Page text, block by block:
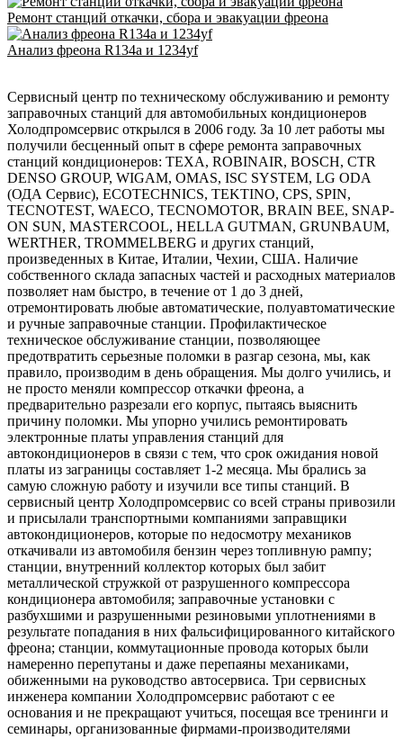
Ремонт станций откачки, сбора и эвакуации фреона
Анализ фреона R134a и 1234yf
Сервисный центр по техническому обслуживанию и ремонту
заправочных станций для автомобильных кондиционеров
Холодпромсервис открылся в 2006 году. За 10 лет работы мы
получили бесценный опыт в сфере ремонта заправочных
станций кондиционеров: TEXA, ROBINAIR, BOSCH, CTR
DENSO GROUP, WIGAM, OMAS, ISC SYSTEM, LG ODA
(ОДА Сервис), ECOTECHNICS, TEKTINO, CPS, SPIN,
TECNOTEST, WAECO, TECNOMOTOR, BRAIN BEE, SNAP-
ON SUN, MASTERCOOL, HELLA GUTMAN, GRUNBAUM,
WERTHER, TROMMELBERG и других станций,
произведенных в Китае, Италии, Чехии, США. Наличие
собственного склада запасных частей и расходных материалов
позволяет нам быстро, в течение от 1 до 3 дней,
отремонтировать любые автоматические, полуавтоматические
и ручные заправочные станции. Профилактическое
техническое обслуживание станции, позволяющее
предотвратить серьезные поломки в разгар сезона, мы, как
правило, производим в день обращения. Мы долго учились, и
не просто меняли компрессор откачки фреона, а
предварительно разрезали его корпус, пытаясь выяснить
причину поломки. Мы упорно учились ремонтировать
электронные платы управления станций для
автокондиционеров в связи с тем, что срок ожидания новой
платы из заграницы составляет 1-2 месяца. Мы брались за
самую сложную работу и изучили все типы станций. В
сервисный центр Холодпромсервис со всей страны привозили
и присылали транспортными компаниями заправщики
автокондиционеров, которые по недосмотру механиков
откачивали из автомобиля бензин через топливную рампу;
станции, внутренний коллектор которых был забит
металлической стружкой от разрушенного компрессора
кондиционера автомобиля; заправочные установки с
разбухшими и разрушенными резиновыми уплотнениями в
результате попадания в них фальсифицированного китайского
фреона; станции, коммутационные провода которых были
намеренно перепутаны и даже перепаяны механиками,
обиженными на руководство автосервиса. Три сервисных
инженера компании Холодпромсервис работают с ее
основания и не прекращают учиться, посещая все тренинги и
семинары, организованные фирмами-производителями